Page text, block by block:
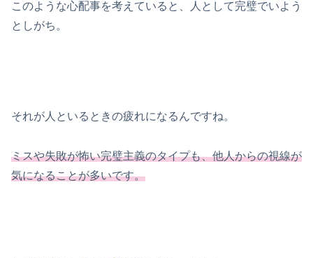
このような心配事を考えていると、人として完璧でいよう
としがち。
それが人といるときの疲れになるんですね。
ミスや失敗が怖い完璧主義のタイプも、他人からの視線が
気になることが多いです。